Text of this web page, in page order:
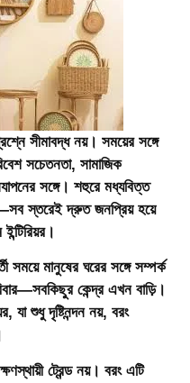
সীমাবদ্ধ নয়। সময়ের সঙ্গে
সচেতনতা, সামাজিক
সঙ্গে। শহুরে মধ্যবিত্ত
স্তরেই দ্রুত জনপ্রিয় হয়ে
।
সময়ে মানুষের ঘরের সঙ্গে সম্পর্ক
কেন্দ্র এখন বাড়ি।
যা শুধু দৃষ্টিনন্দন নয়, বরং
ট্রেন্ড নয়। বরং এটি